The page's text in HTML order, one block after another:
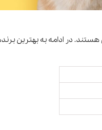
در ادامه به بهترین